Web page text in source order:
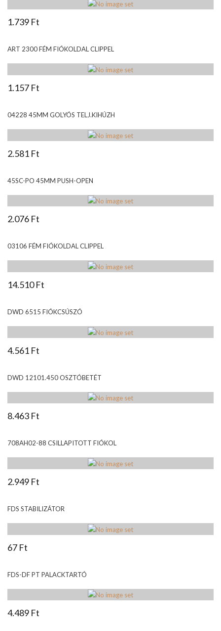
1.739 Ft
ART 2300 FÉM FIÓKOLDAL CLIPPEL
1.157 Ft
04228 45MM GOLYÓS TELJ.KIHÚZH
2.581 Ft
45SC-PO 45MM PUSH-OPEN
2.076 Ft
03106 FÉM FIÓKOLDAL CLIPPEL
14.510 Ft
DWD 6515 FIÓKCSÚSZÓ
4.561 Ft
DWD 12101.450 OSZTÓBETÉT
8.463 Ft
708AH02-88 CSILLAPITOTT FIÓKOL
2.949 Ft
FDS STABILIZÁTOR
67 Ft
FDS-DF PT PALACKTARTÓ
4.489 Ft